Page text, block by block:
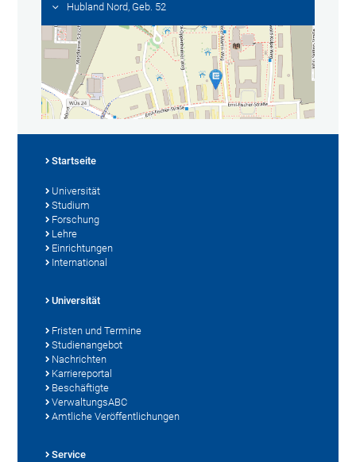
Hubland Nord, Geb. 52
Startseite
Universität
Studium
Forschung
Lehre
Einrichtungen
International
Universität
Fristen und Termine
Studienangebot
Nachrichten
Karriereportal
Beschäftigte
VerwaltungsABC
Amtliche Veröffentlichungen
Service